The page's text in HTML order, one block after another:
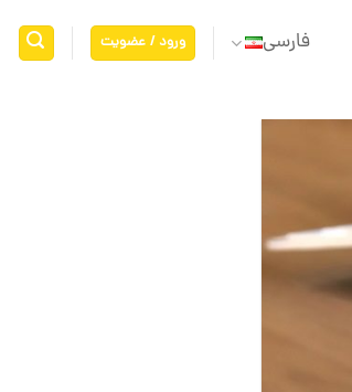
فارسی ورود / عضویت